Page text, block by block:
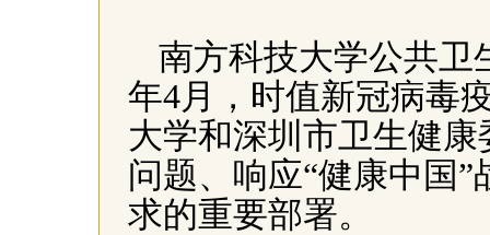
南方科技大学公共卫
年4月，时值新冠病毒
大学和深圳市卫生健
问题、响应“健康中国
求的重要部署。